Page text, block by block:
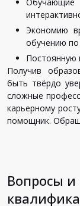
Экономию
обучению
Постоянную
Получив
быть твёрдо
сложные
карьерному
помощник.
Вопросы